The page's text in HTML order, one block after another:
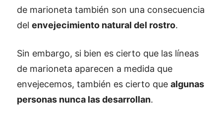
de marioneta también son una consecuencia
del envejecimiento natural del rostro.
Sin embargo, si bien es cierto que las líneas
de marioneta aparecen a medida que
envejecemos, también es cierto que algunas
personas nunca las desarrollan.